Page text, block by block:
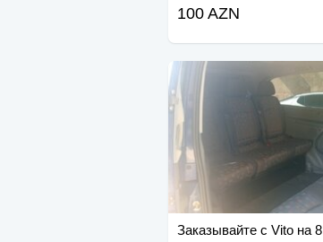
100 AZN
Заказывайте с Vito на 8